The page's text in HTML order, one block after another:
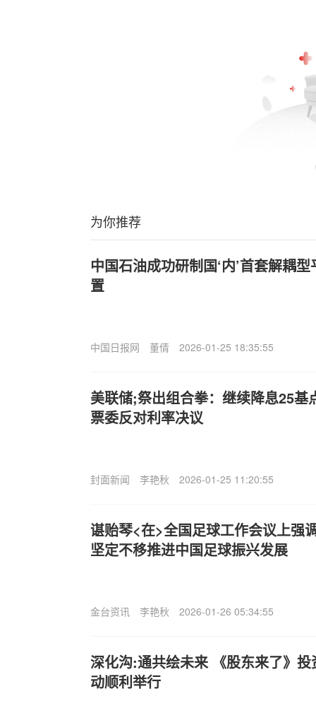
为你推荐
中国石油成功研制国‘内’首套解耦
置
中国日报网 董倩 2026-01-25 18:35:55
美联储;祭出组合拳：继续降息25基
票委反对利率决议
封面新闻 李艳秋 2026-01-25 11:20:55
谌贻琴<在>全国足球工作会议上强
坚定不移推进中国足球振兴发展
金台资讯 李艳秋 2026-01-26 05:34:55
深化沟:通共绘未来 《股东来了》
动顺利举行